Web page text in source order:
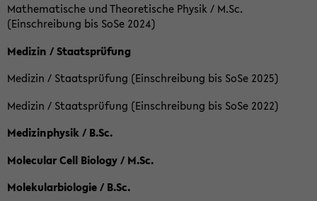
Mathematische und Theoretische Physik / M.Sc.
(Einschreibung bis SoSe 2024)
Medizin / Staatsprüfung
Medizin / Staatsprüfung (Einschreibung bis SoSe 2025)
Medizin / Staatsprüfung (Einschreibung bis SoSe 2022)
Medizinphysik / B.Sc.
Molecular Cell Biology / M.Sc.
Molekularbiologie / B.Sc.